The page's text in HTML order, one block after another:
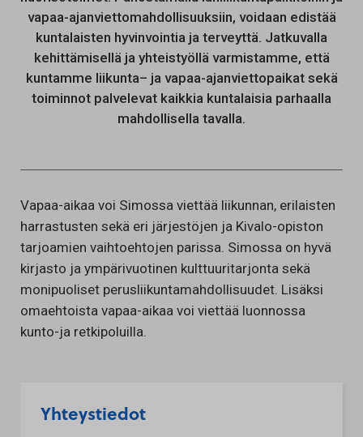
vapaa-ajanviettomahdollisuuksiin, voidaan edistää
kuntalaisten hyvinvointia ja terveyttä. Jatkuvalla
kehittämisellä ja yhteistyöllä varmistamme, että
kuntamme liikunta– ja vapaa-ajanviettopaikat sekä
toiminnot palvelevat kaikkia kuntalaisia parhaalla
mahdollisella tavalla.
Vapaa-aikaa voi Simossa viettää liikunnan, erilaisten
harrastusten sekä eri järjestöjen ja Kivalo-opiston
tarjoamien vaihtoehtojen parissa. Simossa on hyvä
kirjasto ja ympärivuotinen kulttuuritarjonta sekä
monipuoliset perusliikuntamahdollisuudet. Lisäksi
omaehtoista vapaa-aikaa voi viettää luonnossa
kunto-ja retkipoluilla.
Yhteystiedot